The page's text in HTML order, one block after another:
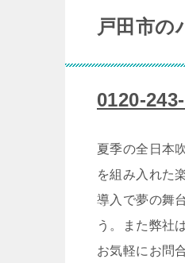
戸田市の
0120-
夏季の全日本
を組み入れた
導入で夢の舞
う。また弊社
お気軽にお問